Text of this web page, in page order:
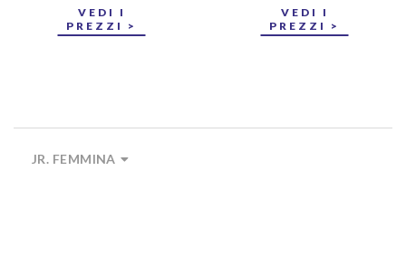
VEDI I
PREZZI >
VEDI I
PREZZI >
JR. FEMMINA